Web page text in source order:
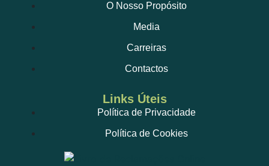
O Nosso Propósito
Media
Carreiras
Contactos
Links Úteis
Política de Privacidade
Política de Cookies